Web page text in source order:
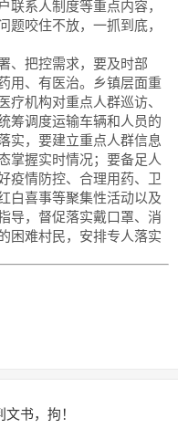
联系人制度等重点内容，
题咬住不放，一抓到底，
、把控需求，要及时部
用、有医治。乡镇层面重
疗机构对重点人群巡访、
筹调度运输车辆和人员的
实，要建立重点人群信息
掌握实时情况；要备足人
疫情防控、合理用药、卫
白喜事等聚集性活动以及
导，督促落实戴口罩、消
困难村民，安排专人落实
书，拘！